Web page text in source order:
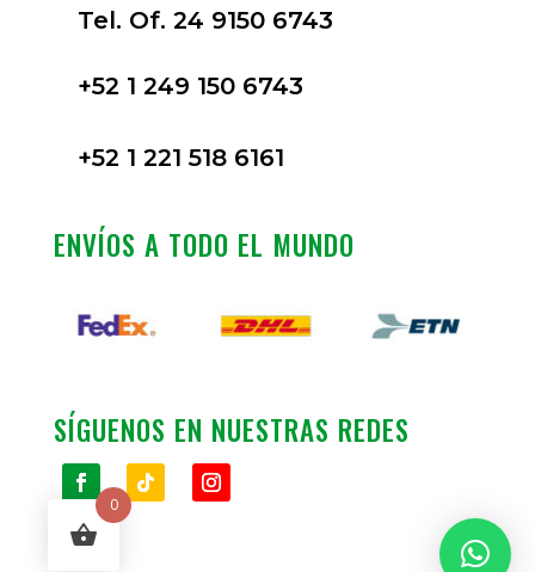
Tel. Of. 24 9150 6743
+52 1 249 150 6743
+52 1 221 518 6161
ENVÍOS A TODO EL MUNDO
SÍGUENOS EN NUESTRAS REDES
0